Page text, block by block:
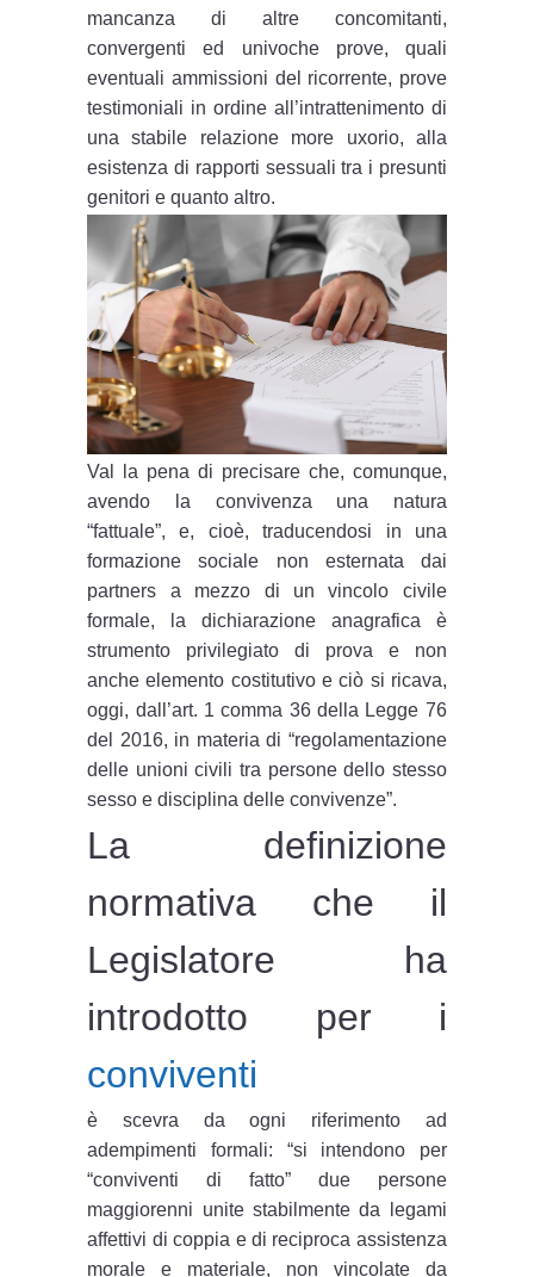
mancanza di altre concomitanti,
convergenti ed univoche prove, quali
eventuali ammissioni del ricorrente, prove
testimoniali in ordine all’intrattenimento di
una stabile relazione more uxorio, alla
esistenza di rapporti sessuali tra i presunti
genitori e quanto altro.
Val la pena di precisare che, comunque,
avendo la convivenza una natura
“fattuale”, e, cioè, traducendosi in una
formazione sociale non esternata dai
partners a mezzo di un vincolo civile
formale, la dichiarazione anagrafica è
strumento privilegiato di prova e non
anche elemento costitutivo e ciò si ricava,
oggi, dall’art. 1 comma 36 della Legge 76
del 2016, in materia di “regolamentazione
delle unioni civili tra persone dello stesso
sesso e disciplina delle convivenze”.
La definizione
normativa che il
Legislatore ha
introdotto per i
conviventi
è scevra da ogni riferimento ad
adempimenti formali: “si intendono per
“conviventi di fatto” due persone
maggiorenni unite stabilmente da legami
affettivi di coppia e di reciproca assistenza
morale e materiale, non vincolate da